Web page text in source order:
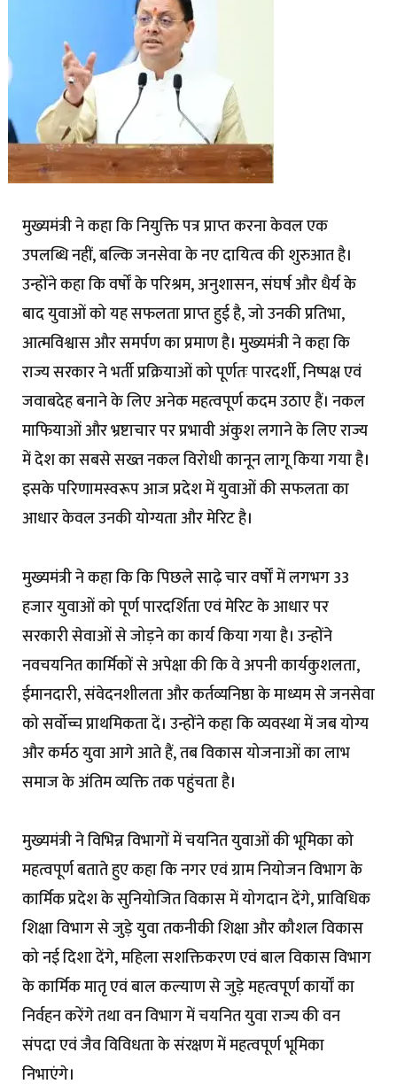
मुख्यमंत्री ने कहा कि नियुक्ति पत्र प्राप्त करना केवल एक
उपलब्धि नहीं, बल्कि जनसेवा के नए दायित्व की शुरुआत है।
उन्होंने कहा कि वर्षों के परिश्रम, अनुशासन, संघर्ष और धैर्य के
बाद युवाओं को यह सफलता प्राप्त हुई है, जो उनकी प्रतिभा,
आत्मविश्वास और समर्पण का प्रमाण है। मुख्यमंत्री ने कहा कि
राज्य सरकार ने भर्ती प्रक्रियाओं को पूर्णतः पारदर्शी, निष्पक्ष एवं
जवाबदेह बनाने के लिए अनेक महत्वपूर्ण कदम उठाए हैं। नकल
माफियाओं और भ्रष्टाचार पर प्रभावी अंकुश लगाने के लिए राज्य
में देश का सबसे सख्त नकल विरोधी कानून लागू किया गया है।
इसके परिणामस्वरूप आज प्रदेश में युवाओं की सफलता का
आधार केवल उनकी योग्यता और मेरिट है।
मुख्यमंत्री ने कहा कि कि पिछले साढ़े चार वर्षों में लगभग 33
हजार युवाओं को पूर्ण पारदर्शिता एवं मेरिट के आधार पर
सरकारी सेवाओं से जोड़ने का कार्य किया गया है। उन्होंने
नवचयनित कार्मिकों से अपेक्षा की कि वे अपनी कार्यकुशलता,
ईमानदारी, संवेदनशीलता और कर्तव्यनिष्ठा के माध्यम से जनसेवा
को सर्वोच्च प्राथमिकता दें। उन्होंने कहा कि व्यवस्था में जब योग्य
और कर्मठ युवा आगे आते हैं, तब विकास योजनाओं का लाभ
समाज के अंतिम व्यक्ति तक पहुंचता है।
मुख्यमंत्री ने विभिन्न विभागों में चयनित युवाओं की भूमिका को
महत्वपूर्ण बताते हुए कहा कि नगर एवं ग्राम नियोजन विभाग के
कार्मिक प्रदेश के सुनियोजित विकास में योगदान देंगे, प्राविधिक
शिक्षा विभाग से जुड़े युवा तकनीकी शिक्षा और कौशल विकास
को नई दिशा देंगे, महिला सशक्तिकरण एवं बाल विकास विभाग
के कार्मिक मातृ एवं बाल कल्याण से जुड़े महत्वपूर्ण कार्यों का
निर्वहन करेंगे तथा वन विभाग में चयनित युवा राज्य की वन
संपदा एवं जैव विविधता के संरक्षण में महत्वपूर्ण भूमिका
निभाएंगे।